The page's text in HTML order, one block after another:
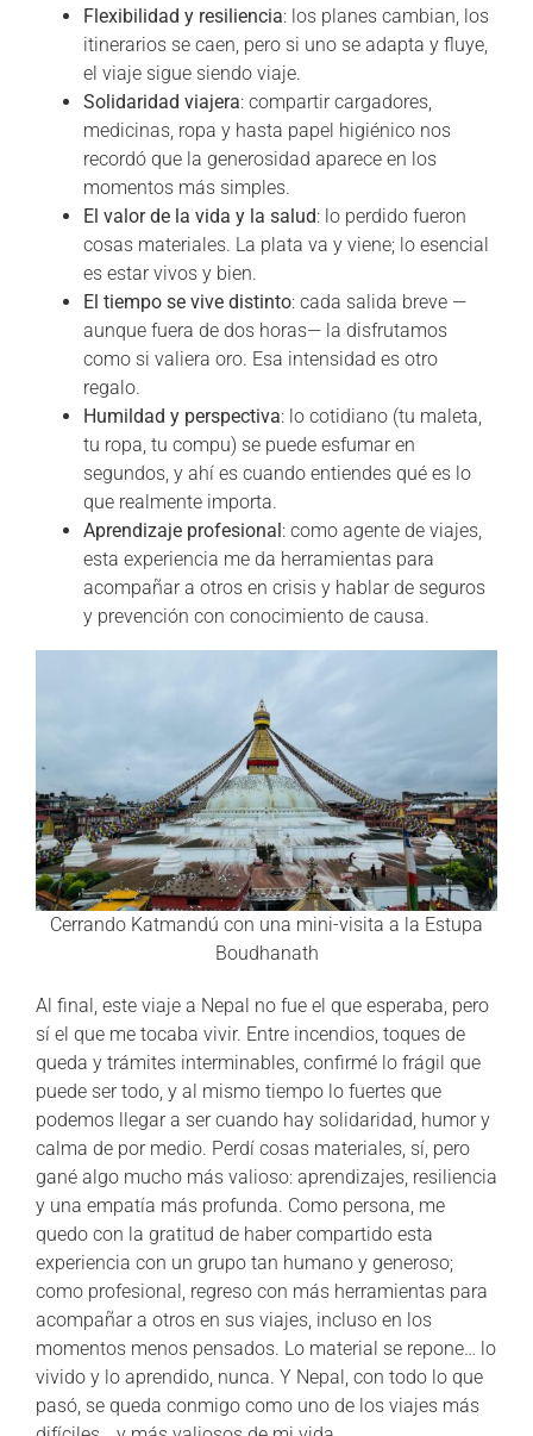
Flexibilidad y resiliencia: los planes cambian, los
itinerarios se caen, pero si uno se adapta y fluye,
el viaje sigue siendo viaje.
Solidaridad viajera: compartir cargadores,
medicinas, ropa y hasta papel higiénico nos
recordó que la generosidad aparece en los
momentos más simples.
El valor de la vida y la salud: lo perdido fueron
cosas materiales. La plata va y viene; lo esencial
es estar vivos y bien.
El tiempo se vive distinto: cada salida breve —
aunque fuera de dos horas— la disfrutamos
como si valiera oro. Esa intensidad es otro
regalo.
Humildad y perspectiva: lo cotidiano (tu maleta,
tu ropa, tu compu) se puede esfumar en
segundos, y ahí es cuando entiendes qué es lo
que realmente importa.
Aprendizaje profesional: como agente de viajes,
esta experiencia me da herramientas para
acompañar a otros en crisis y hablar de seguros
y prevención con conocimiento de causa.
Cerrando Katmandú con una mini-visita a la Estupa
Boudhanath
Al final, este viaje a Nepal no fue el que esperaba, pero
sí el que me tocaba vivir. Entre incendios, toques de
queda y trámites interminables, confirmé lo frágil que
puede ser todo, y al mismo tiempo lo fuertes que
podemos llegar a ser cuando hay solidaridad, humor y
calma de por medio. Perdí cosas materiales, sí, pero
gané algo mucho más valioso: aprendizajes, resiliencia
y una empatía más profunda. Como persona, me
quedo con la gratitud de haber compartido esta
experiencia con un grupo tan humano y generoso;
como profesional, regreso con más herramientas para
acompañar a otros en sus viajes, incluso en los
momentos menos pensados. Lo material se repone… lo
vivido y lo aprendido, nunca. Y Nepal, con todo lo que
pasó, se queda conmigo como uno de los viajes más